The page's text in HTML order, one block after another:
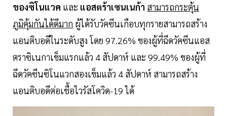
ของซิโนแวค และ แอสตร้าเซนเนก้า สามารถกระตุ้น
ภูมิคุ้มกันได้ดีมาก ผู้ได้รับวัคซีนเกือบทุกรายสามารถสร้าง
แอนติบอดีในระดับสูง โดย 97.26% ของผู้ที่ฉีดวัคซีนแอส
ตราซิเนกาเข็มแรกแล้ว 4 สัปดาห์ และ 99.49% ของผู้ที่
ฉีดวัคซีนซิโนแวกสองเข็มแล้ว 4 สัปดาห์ สามารถสร้าง
แอนติบอดีต่อเชื้อไวรัสโควิด-19 ได้